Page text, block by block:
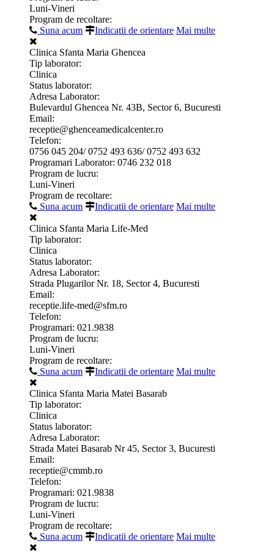
Luni-Vineri
Program de recoltare:
Suna acum
Indicatii de orientare Mai multe
Clinica Sfanta Maria Ghencea
Tip laborator:
Clinica
Status laborator:
Adresa Laborator:
Bulevardul Ghencea Nr. 43B, Sector 6, Bucuresti
Email:
receptie@ghenceamedicalcenter.ro
Telefon:
0756 045 204/ 0752 493 636/ 0752 493 632
Programari Laborator: 0746 232 018
Program de lucru:
Luni-Vineri
Program de recoltare:
Suna acum
Indicatii de orientare Mai multe
Clinica Sfanta Maria Life-Med
Tip laborator:
Clinica
Status laborator:
Adresa Laborator:
Strada Plugarilor Nr. 18, Sector 4, Bucuresti
Email:
receptie.life-med@sfm.ro
Telefon:
Programari: 021.9838
Program de lucru:
Luni-Vineri
Program de recoltare:
Suna acum
Indicatii de orientare Mai multe
Clinica Sfanta Maria Matei Basarab
Tip laborator:
Clinica
Status laborator:
Adresa Laborator:
Strada Matei Basarab Nr 45, Sector 3, Bucuresti
Email:
receptie@cmmb.ro
Telefon:
Programari: 021.9838
Program de lucru:
Luni-Vineri
Program de recoltare:
Suna acum
Indicatii de orientare Mai multe